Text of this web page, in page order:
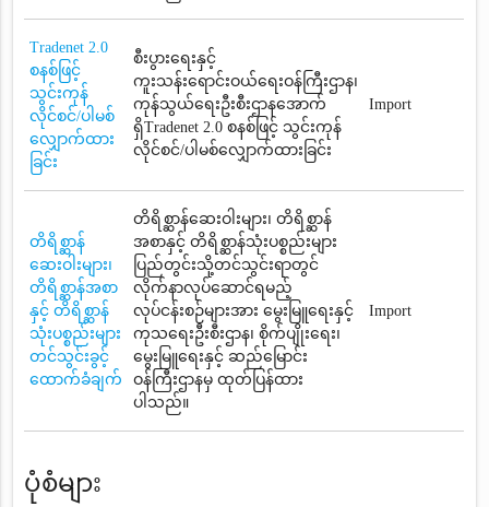
Tradenet 2.0
စနစ်ဖြင့်
သွင်းကုန်
လိုင်စင်/ပါမစ်
လျှောက်ထား
ခြင်း
စီးပွားရေးနှင့်
ကူးသန်းရောင်းဝယ်ရေးဝန်ကြီးဌာန၊
ကုန်သွယ်ရေးဦးစီးဌာနအောက်
ရှိTradenet 2.0 စနစ်ဖြင့် သွင်းကုန်
လိုင်စင်/ပါမစ်လျှောက်ထားခြင်း
Import
တိရိစ္ဆာန်
ဆေးဝါးများ၊
တိရိစ္ဆာန်အစာ
နှင့် တိရိစ္ဆာန်
သုံးပစ္စည်းများ
တင်သွင်းခွင့်
ထောက်ခံချက်
တိရိစ္ဆာန်ဆေးဝါးများ၊ တိရိစ္ဆာန်
အစာနှင့် တိရိစ္ဆာန်သုံးပစ္စည်းများ
ပြည်တွင်းသို့တင်သွင်းရာတွင်
လိုက်နာလုပ်ဆောင်ရမည့်
လုပ်ငန်းစဉ်များအား မွေးမြူရေးနှင့်
ကုသရေးဦးစီးဌာန၊ စိုက်ပျိုးရေး၊
မွေးမြူရေးနှင့် ဆည်မြောင်း
ဝန်ကြီးဌာနမှ ထုတ်ပြန်ထား
ပါသည်။
Import
ပုံစံများ